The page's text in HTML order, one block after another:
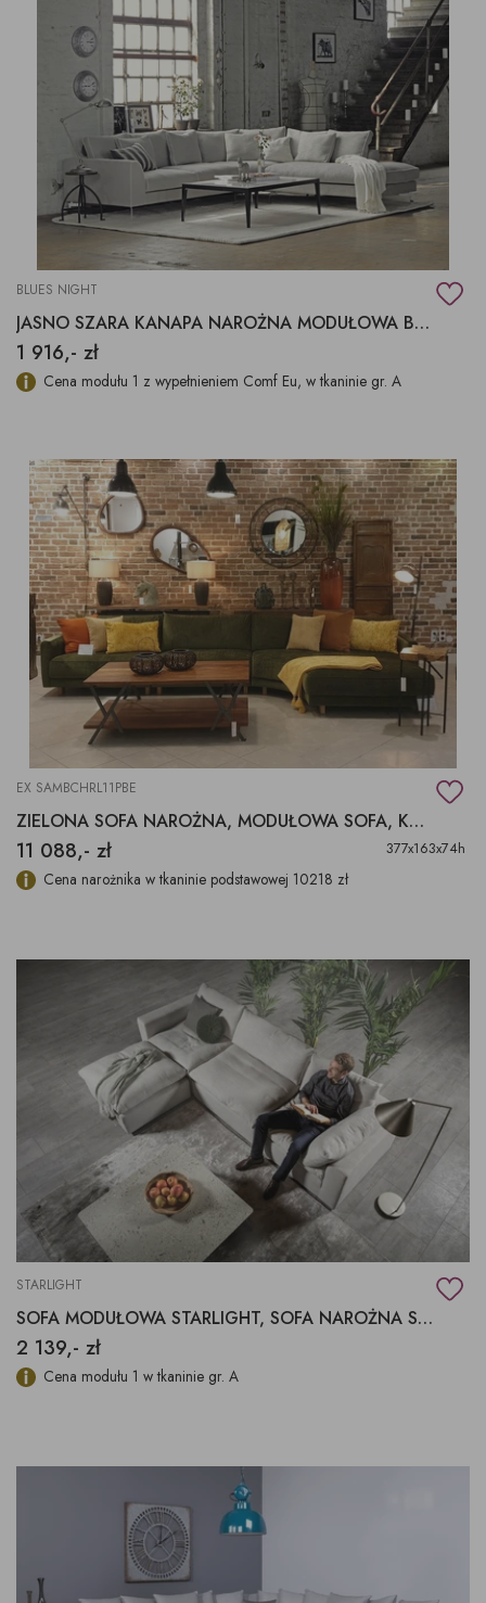
BLUES NIGHT
JASNO SZARA KANAPA NAROŻNA MODUŁOWA BLUES NIGHT
1 916,- zł
Cena modułu 1 z wypełnieniem Comf Eu, w tkaninie gr. A
EX SAMBCHRL11PBE
ZIELONA SOFA NAROŻNA, MODUŁOWA SOFA, KANAPA PRAWOSTRONNA
11 088,- zł 377x163x74h
Cena narożnika w tkaninie podstawowej 10218 zł
STARLIGHT
SOFA MODUŁOWA STARLIGHT, SOFA NAROŻNA STARLIGHT
2 139,- zł
Cena modułu 1 w tkaninie gr. A